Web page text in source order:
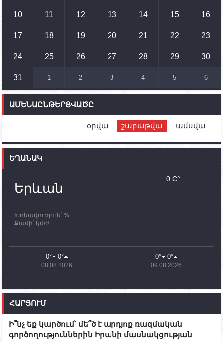
սպառնալիքները կասեցնելու համար. իսպանացի
պատգամավորը Գորիսում է
14:54 02.10.2023
տեղակայված հայկական դիրքերի անձնակազմի
ունեն. կիպրոսցի խորհրդարանականը՝ Ալեն
Ֆրանսիայի ԱԳ նախարարը կայցելի Հայաստան
պատասխանատուներ կմնան ԼՂ-ում՝ մինչև
որոնողափրկարարական աշխատանքների
11:03
ՄԱԿ-ի առաքելությունը շատ, շատ, շատ օգտակար
Ադրբեջանի փոխվարչապետն այսօր կմեկնի
Ստեփանակերտ
10:07 02.10.2023
09:38 02.10.2023
Խումբն Արցախում կմնա` մինչև զոհվածների
10 11 12 13 14 15 16
17 18 19 20 21 22 23
24 25 26 27 28 29 30
31 1 2 3 4 5 6
ԱՄԵՆԱԸՆԹԵՐՑՎԱԾԸ
օրվա շաբաթվա ամսվա
ԵՂԱՆԱԿ
Երևան
Խոնավություն՝ %
Քամի՝ կմ/ժ
0 C°
0° 0°
08.08.2026
0° 0°
09.08.2026
ՀԱՐՑՈՒՄ
Ի՞նչ եք կարծում՝ մե՞ծ է արդյոք ռազմական
գործողություններին Իրանի մասնակցության